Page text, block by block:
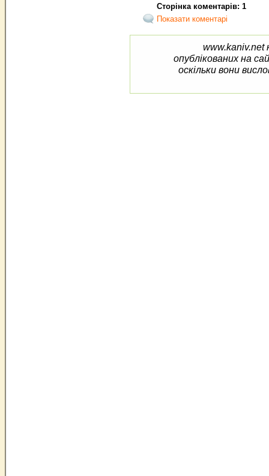
Сторінка коментарів: 1
Показати коментарі
www.kaniv.net
опублікованих на
оскільки вони